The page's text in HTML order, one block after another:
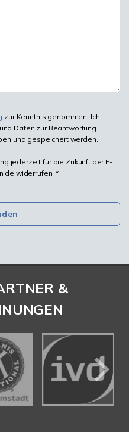
zur Kenntnis genommen. Ich
Daten zur Beantwortung
und gespeichert werden.
jederzeit für die Zukunft per E-
widerrufen. *
&